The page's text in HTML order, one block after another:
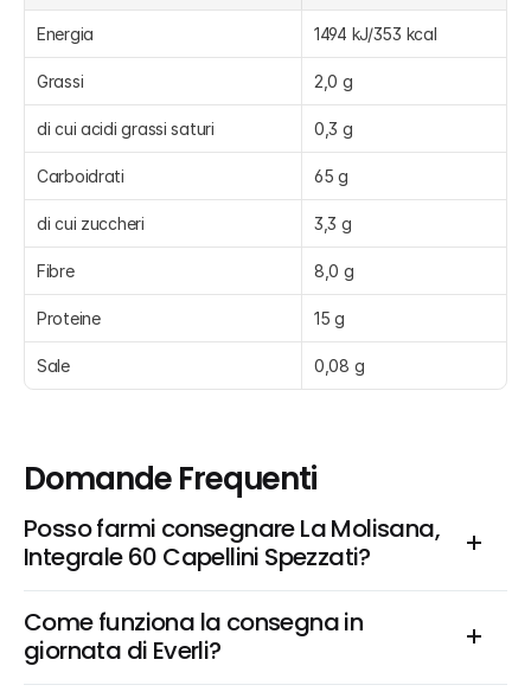
Energia 1494 kJ/353 kcal
Grassi 2,0 g
di cui acidi grassi saturi 0,3 g
Carboidrati 65 g
di cui zuccheri 3,3 g
Fibre 8,0 g
Proteine 15 g
Sale 0,08 g
Domande Frequenti
Posso farmi consegnare La Molisana,
Integrale 60 Capellini Spezzati?
Come funziona la consegna in
giornata di Everli?